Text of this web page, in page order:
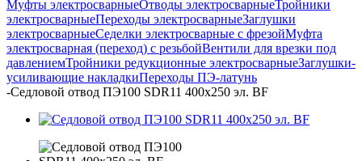
Муфты электросварныеОтводы электросварныеТройники
электросварныеПереходы электросварныеЗаглушки
электросварныеСеделки электросварные с фрезойМуфта
электросварная (переход) с резьбойВентили для врезки под
давлениемТройники редукционные электросварныеЗаглушки-
усиливающие накладкиПереходы ПЭ-латунь
-Седловой отвод ПЭ100 SDR11 400х250 эл. BF